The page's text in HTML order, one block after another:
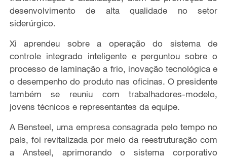
desenvolvimento de alta qualidade no setor
siderúrgico.
Xi aprendeu sobre a operação do sistema de
controle integrado inteligente e perguntou sobre o
processo de laminação a frio, inovação tecnológica e
o desempenho do produto nas oficinas. O presidente
também se reuniu com trabalhadores-modelo,
jovens técnicos e representantes da equipe.
A Bensteel, uma empresa consagrada pelo tempo no
país, foi revitalizada por meio da reestruturação com
a Ansteel, aprimorando o sistema corporativo